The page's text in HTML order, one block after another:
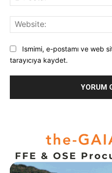
Ismimi, e-postamı ve web
tarayıcıya kaydet.